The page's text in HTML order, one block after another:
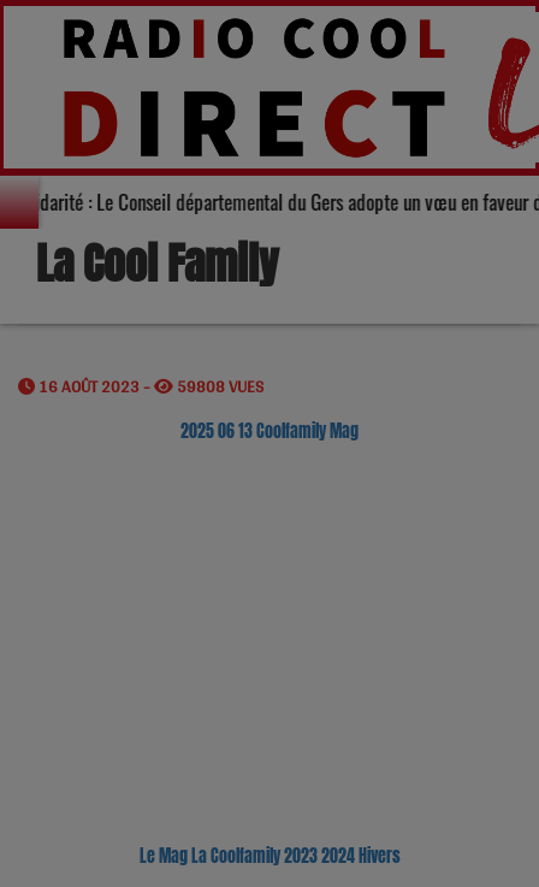
Solidarité : Le Conseil départemental du Gers adopte un vœu en
La Cool Family
16 AOÛT 2023 - 59808 VUES
2025 06 13 Coolfamily Mag
Le Mag La Coolfamily 2023 2024 Hivers